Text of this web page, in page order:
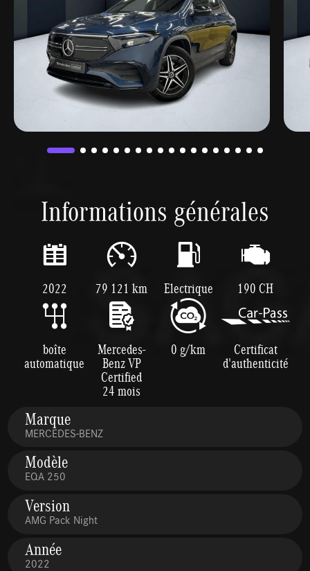
Informations générales
2022 79 121 km Electrique 190 CH
boîte
automatique
Mercedes-
Benz VP
Certified
24 mois
0 g/km Certificat
d'authenticité
Marque
MERCEDES-BENZ
Modèle
EQA 250
Version
AMG Pack Night
Année
2022